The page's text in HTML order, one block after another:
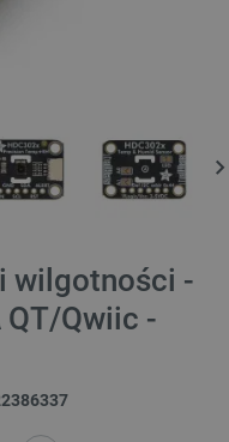
wilgotności -
QT/Qwiic -